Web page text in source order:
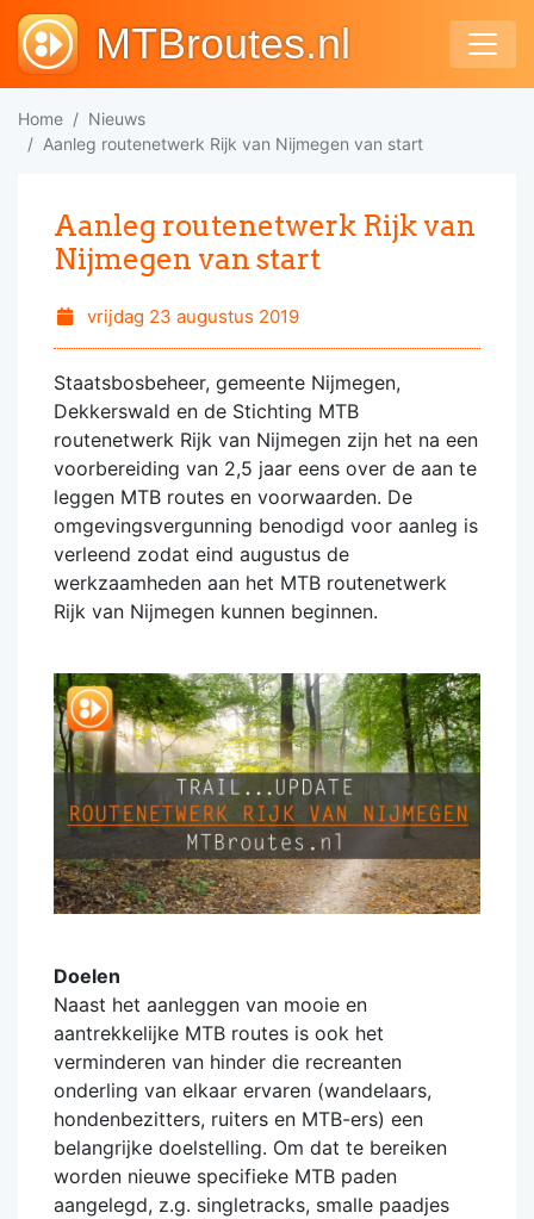
MTBroutes.nl
Home
Nieuws
Aanleg routenetwerk Rijk van Nijmegen van start
Aanleg routenetwerk Rijk van
Nijmegen van start
vrijdag 23 augustus 2019
Staatsbosbeheer, gemeente Nijmegen,
Dekkerswald en de Stichting MTB
routenetwerk Rijk van Nijmegen zijn het na een
voorbereiding van 2,5 jaar eens over de aan te
leggen MTB routes en voorwaarden. De
omgevingsvergunning benodigd voor aanleg is
verleend zodat eind augustus de
werkzaamheden aan het MTB routenetwerk
Rijk van Nijmegen kunnen beginnen.
Doelen
Naast het aanleggen van mooie en
aantrekkelijke MTB routes is ook het
verminderen van hinder die recreanten
onderling van elkaar ervaren (wandelaars,
hondenbezitters, ruiters en MTB-ers) een
belangrijke doelstelling. Om dat te bereiken
worden nieuwe specifieke MTB paden
aangelegd, z.g. singletracks, smalle paadjes